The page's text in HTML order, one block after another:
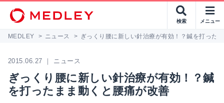
検索 メニュー
MEDLEY > ニュース > ぎっくり腰に新しい針治療が有効！？鍼を打った
2015.06.27 ｜ ニュース
ぎっくり腰に新しい針治療が有効！？鍼
を打ったまま動くと腰痛が改善